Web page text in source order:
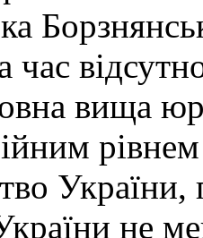
час
вища
не